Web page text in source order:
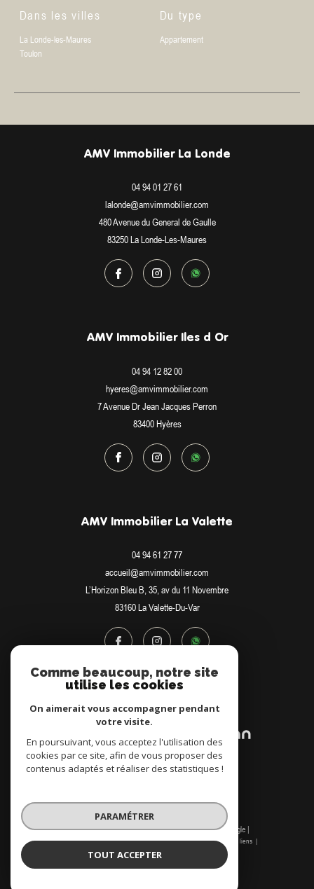
Dans les villes
La Londe-les-Maures
Toulon
Du type
Appartement
AMV Immobilier La Londe
04 94 01 27 61
lalonde@amvimmobilier.com
480 Avenue du General de Gaulle
83250 La Londe-Les-Maures
AMV Immobilier Iles d Or
04 94 12 82 00
hyeres@amvimmobilier.com
7 Avenue Dr Jean Jacques Perron
83400
Hyères
AMV Immobilier La Valette
04 94 61 27 77
accueil@amvimmobilier.com
L’Horizon Bleu B, 35, av du 11 Novembre
83160 La Valette-Du-Var
Adhérents
© 2026 | Tous droits réservés | Traduction powered by Google |
Nos honoraires Plan du site Mentions légales Admin
Nos liens
Politique RGPD
Comme beaucoup, notre site
utilise les cookies
On aimerait vous accompagner pendant
votre visite.
En poursuivant, vous acceptez l'utilisation des
cookies par ce site, afin de vous proposer des
contenus adaptés et réaliser des statistiques !
PARAMÉTRER
TOUT ACCEPTER